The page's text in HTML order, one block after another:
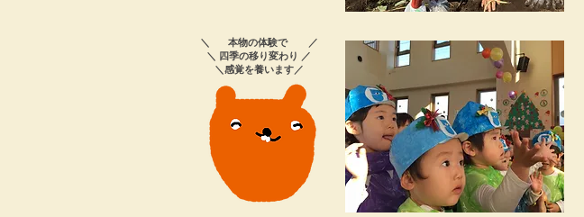
＼ 本物の体験で ／
＼ 四季の移り変わり ／
＼感覚を養います／